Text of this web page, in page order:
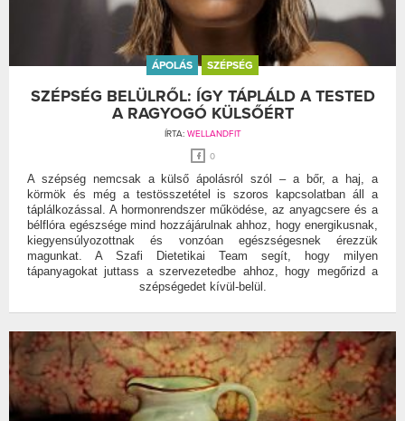
ÁPOLÁS SZÉPSÉG
SZÉPSÉG BELÜLRŐL: ÍGY TÁPLÁLD A TESTED
A RAGYOGÓ KÜLSŐÉRT
ÍRTA: WELLANDFIT
0
A szépség nemcsak a külső ápolásról szól – a bőr, a haj, a
körmök és még a testösszetétel is szoros kapcsolatban áll a
táplálkozással. A hormonrendszer működése, az anyagcsere és a
bélflóra egészsége mind hozzájárulnak ahhoz, hogy energikusnak,
kiegyensúlyozottnak és vonzóan egészségesnek érezzük
magunkat. A Szafi Dietetikai Team segít, hogy milyen
tápanyagokat juttass a szervezetedbe ahhoz, hogy megőrizd a
szépségedet kívül-belül.